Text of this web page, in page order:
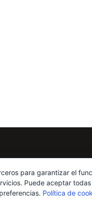
para garantizar el
Puede aceptar
Política de